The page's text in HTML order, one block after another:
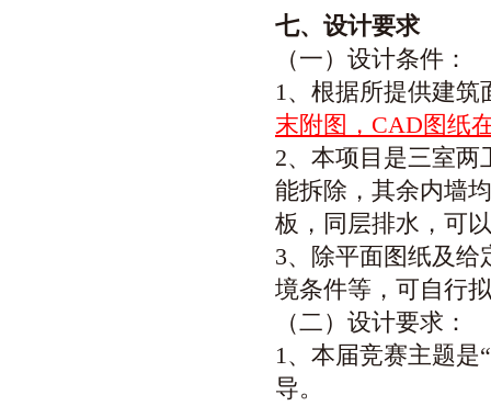
七、设计要求
（一）设计条件：
1、根据所提供建筑
末附图， CAD图纸
2、本项目是三室
能拆除，其余内墙
板，同层排水，可
3、除平面图纸及
境条件等，可自行
（二） 设计要求：
1、本届竞赛主题是
导。